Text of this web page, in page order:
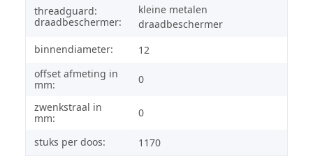
threadguard:
draadbeschermer:
kleine metalen
draadbeschermer
binnendiameter:
12
offset afmeting in
mm:
0
zwenkstraal in
mm:
0
stuks per doos: 1170